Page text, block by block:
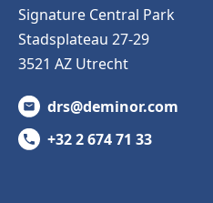
Signature Central Park
Stadsplateau 27-29
3521 AZ Utrecht
drs@deminor.com
+32 2 674 71 33